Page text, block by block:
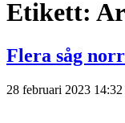
Etikett:
Flera såg
28 februari 2023 14:32